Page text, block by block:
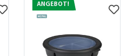
ANGEBOT!